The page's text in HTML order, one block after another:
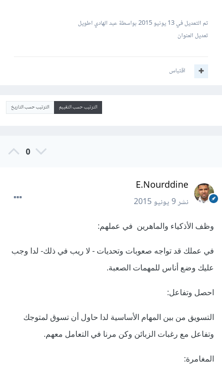
تم التعديل في13 يونيو 2015
بواسطة عبد الهادي اطويل
تعديل العنوان
اقتباس
الترتيب حسب التقييم الترتيب حسب التاريخ
0
E.Nourddine
نشر9 يونيو 2015
وظف الأذكياء والماهرين في عملهم:
في عملك قد تواجه صعوبات وتحديات - لا ريب في ذلك- لدا وجب
عليك وضع أناس للمهمات الصعبة.
احصل وتفاعل:
التسويق من بين المهام الأساسية لدا حاول أن تسوق لمتوجك
وتفاعل مع رغبات الزبائن وكن مرنا في التعامل معهم.
المغامرة: